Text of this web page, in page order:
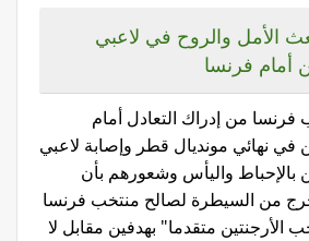
الأمل والروح في لاعبي
أمام فرنسا
من إدراك التعادل أمام
في نهائي مونديال قطر وإصابة لاعبي
بالإحباط واليأس وشعورهم بأن
من السيطرة لصالح منتخب فرنسا
الأرجنتين متقدما" بهدفين مقابل لا